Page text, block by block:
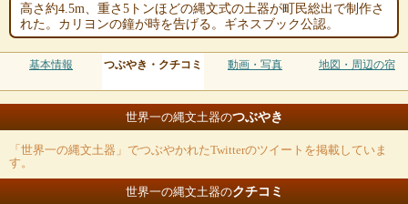
高さ約4.5m、重さ5トンほどの縄文式の土器が町民総出で制作さ
れた。カリヨンの鐘が時を告げる。ギネスブック公認。
基本情報 つぶやき・クチコミ 動画・写真 地図・周辺の宿
世界一の縄文土器のつぶやき
「世界一の縄文土器」でつぶやかれたTwitterのツイートを掲載していま
す。
世界一の縄文土器のクチコミ